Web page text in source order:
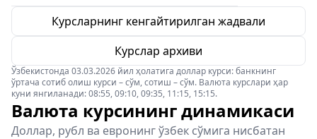
Курсларнинг кенгайтирилган жадвали
Курслар архиви
Ўзбекистонда 03.03.2026 йил ҳолатига доллар курси: банкнинг
ўртача сотиб олиш курси – сўм, сотиш – сўм. Валюта курслари ҳар
куни янгиланади: 08:55, 09:10, 09:35, 11:15, 15:15.
Валюта курсининг динамикаси
Доллар, рубл ва евронинг ўзбек сўмига нисбатан